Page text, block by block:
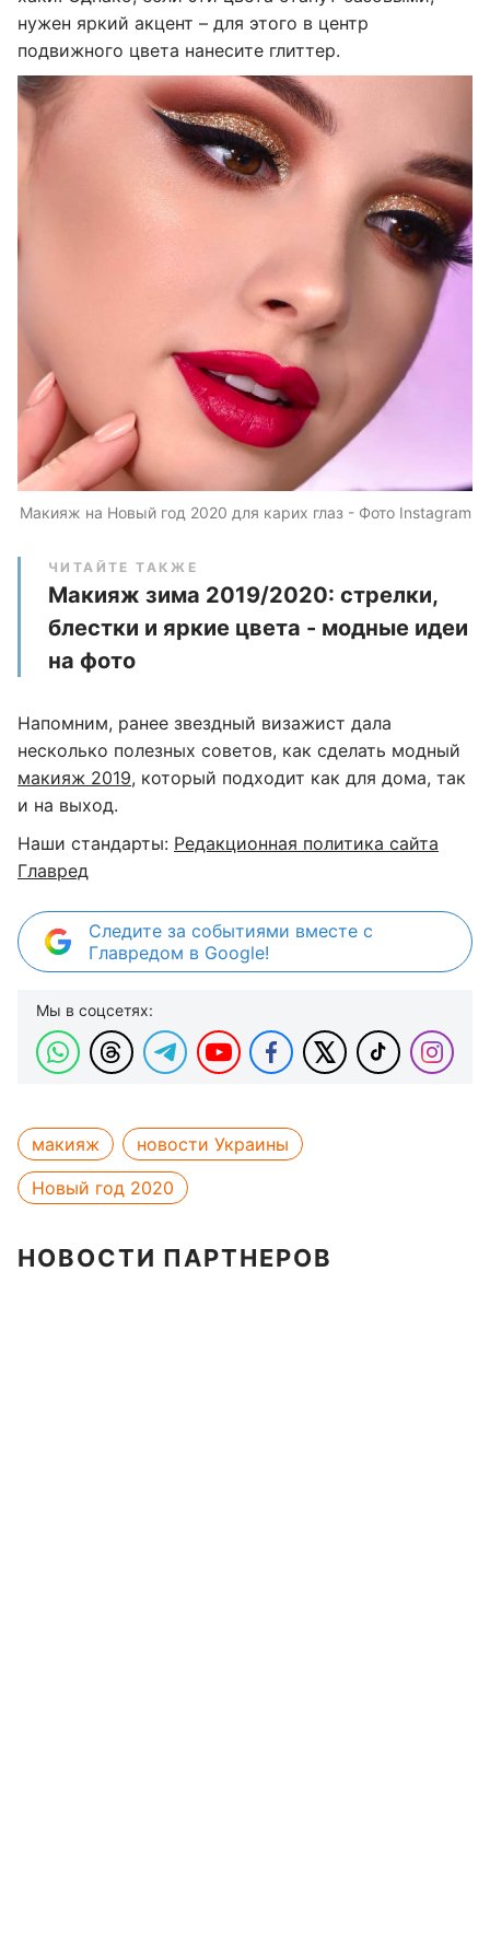
нужен яркий акцент – для этого в центр
подвижного цвета нанесите глиттер.
Макияж на Новый год 2020 для карих глаз - Фото Instagram
ЧИТАЙТЕ ТАКЖЕ
Макияж зима 2019/2020: стрелки,
блестки и яркие цвета - модные идеи
на фото
Напомним, ранее звездный визажист дала
несколько полезных советов, как сделать модный
макияж 2019, который подходит как для дома, так
и на выход.
Наши стандарты: Редакционная политика сайта
Главред
Следите за событиями вместе с
Главредом в Google!
Мы в соцсетях:
макияж
новости Украины
Новый год 2020
НОВОСТИ ПАРТНЕРОВ